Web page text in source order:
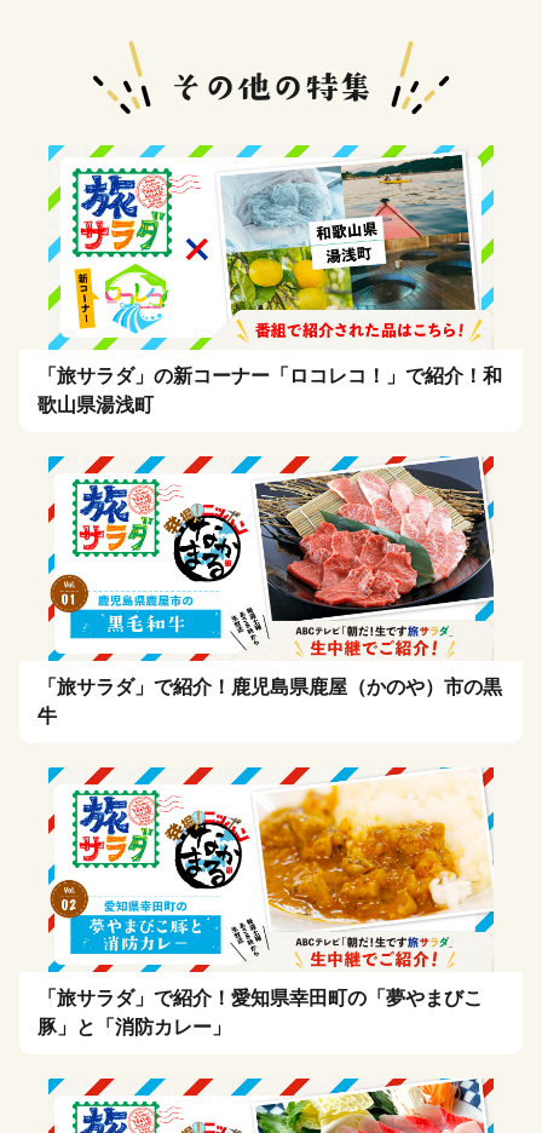
「旅サラダ」の新コーナー「ロコレコ！」で紹介！和
歌山県湯浅町
「旅サラダ」で紹介！鹿児島県鹿屋（かのや）市の黒
牛
「旅サラダ」で紹介！愛知県幸田町の「夢やまびこ
豚」と「消防カレー」